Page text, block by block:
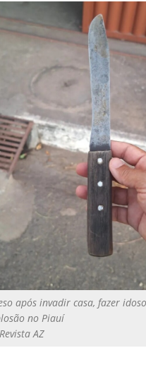
após invadir casa, fazer
no Piauí
AZ